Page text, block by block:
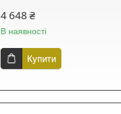
4 648 ₴
В наявності
Купити